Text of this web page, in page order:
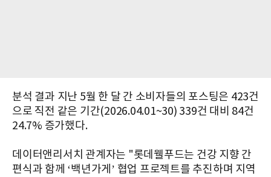
분석 결과 지난 5월 한 달 간 소비자들의 포스팅은 423건
으로 직전 같은 기간(2026.04.01~30) 339건 대비 84건
24.7% 증가했다.
데이터앤리서치 관계자는 "롯데웰푸드는 건강 지향 간
편식과 함께 ‘백년가게’ 협업 프로젝트를 추진하며 지역